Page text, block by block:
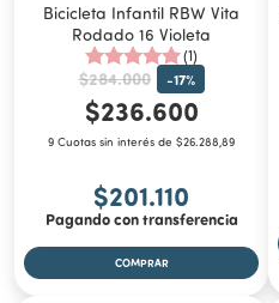
Bicicleta Infantil RBW Vita
Rodado 16 Violeta
(1)
$284.000 -17%
$236.600
9 Cuotas sin interés de $26.288,89
$201.110
Pagando con transferencia